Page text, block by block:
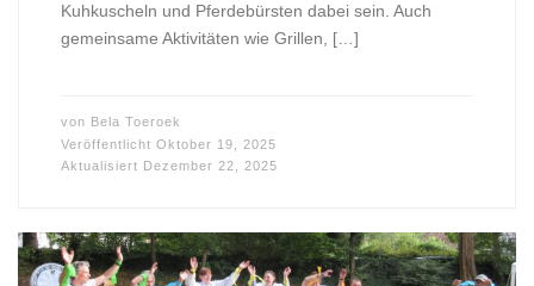
Kuhkuscheln und Pferdebürsten dabei sein. Auch
gemeinsame Aktivitäten wie Grillen, […]
von Bela Toeroek
Veröffentlicht Oktober 19, 2025
Aktualisiert Dezember 22, 2025